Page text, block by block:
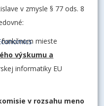
v zmysle § 77 ods. 8
mieste
výskumu a
informatiky EU
v rozsahu meno